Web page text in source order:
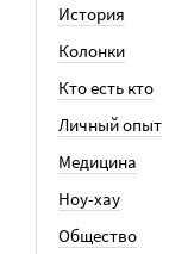
История
Колонки
Кто есть кто
Личный опыт
Медицина
Ноу-хау
Общество